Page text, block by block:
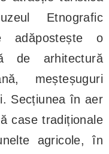
Etnografic
adăpostește o
de arhitectură
meșteșuguri
Secțiunea în aer
case tradiționale
agricole, în